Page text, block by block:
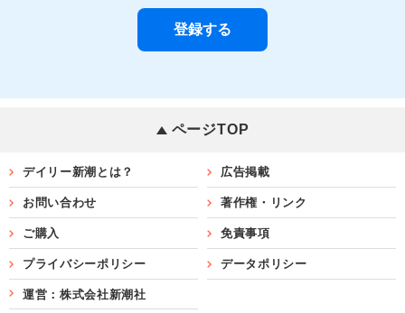
ページTOP
デイリー新潮とは？ 広告掲載
お問い合わせ 著作権・リンク
ご購入 免責事項
プライバシーポリシー データポリシー
運営：株式会社新潮社